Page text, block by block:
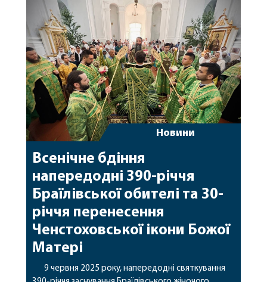
чоловік. Наступного дня таке ж […]
Новини
Всенічне бдіння
напередодні 390-річчя
Браїлівської обителі та 30-
річчя перенесення
Ченстоховської ікони Божої
Матері
9 червня 2025 року, напередодні святкування